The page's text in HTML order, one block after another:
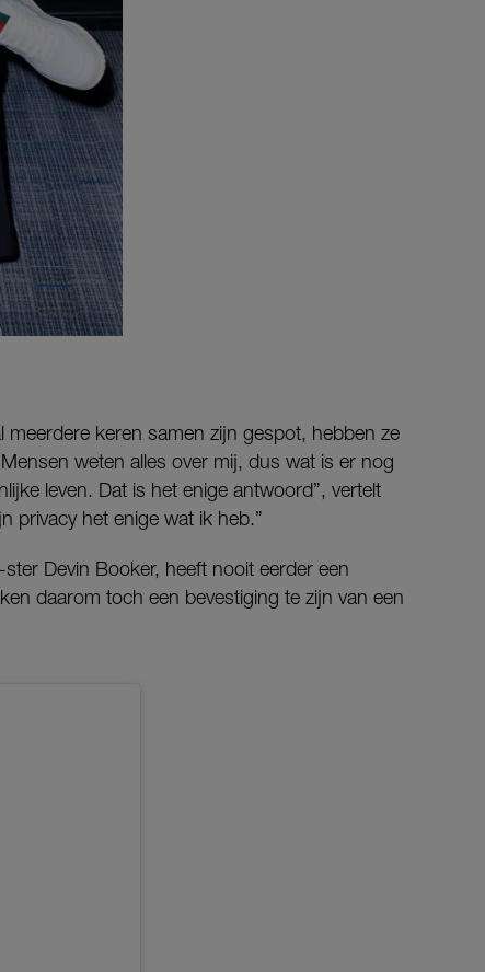
keren samen zijn gespot, hebben ze
weten alles over mij, dus wat is er nog
leven. Dat is het enige antwoord”, vertelt
privacy het enige wat ik heb.”
Devin Booker, heeft nooit eerder een
daarom toch een bevestiging te zijn van een